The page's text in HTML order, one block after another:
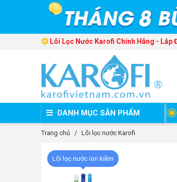
Lõi Lọc Nước Karofi Chính Hãng - Lắp
DANH MỤC SẢN PHẨM
Trang chủ / Lõi lọc nước Karofi
Lõi lọc nước ion kiềm